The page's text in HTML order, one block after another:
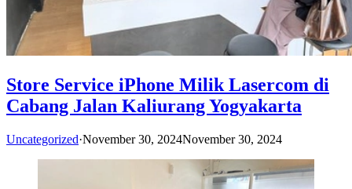
Store Service iPhone Milik Lasercom di
Cabang Jalan Kaliurang Yogyakarta
Uncategorized·November 30, 2024November 30, 2024